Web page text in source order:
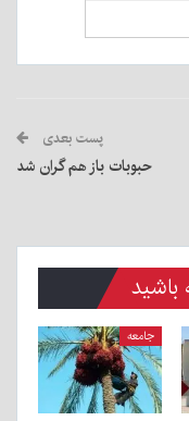
پست بعدی
حبوبات باز هم گران شد
جامعه